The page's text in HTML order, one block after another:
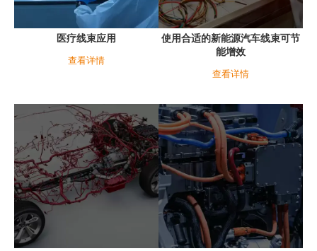
医疗线束应用
查看详情
使用合适的新能源汽车线束可节
能增效
查看详情